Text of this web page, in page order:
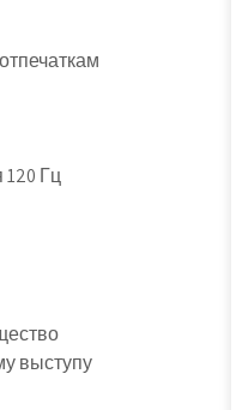
Гц
выступу